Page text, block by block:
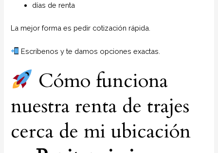
días de renta
La mejor forma es pedir cotización rápida.
Escríbenos y te damos opciones exactas.
Cómo funciona
nuestra renta de trajes
cerca de mi ubicación